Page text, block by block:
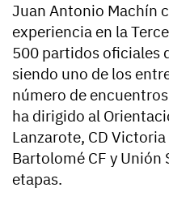
Juan Antonio Machín
experiencia en la
500 partidos oficiales
siendo uno de los
número de
ha dirigido al
Lanzarote, CD
Bartolomé CF y Unión
etapas.